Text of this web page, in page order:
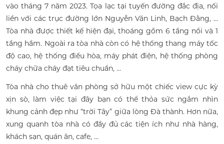
vào tháng 7 năm 2023. Tọa lạc tại tuyến đường đắc địa, nối
liền với các trục đường lớn Nguyễn Văn Linh, Bạch Đằng, …
Tòa nhà được thiết kế hiện đại, thoáng gồm 6 tầng nổi và 1
tầng hầm. Ngoài ra tòa nhà còn có hệ thống thang máy tốc
độ cao, hệ thống điều hòa, máy phát điện, hệ thống phòng
cháy chữa cháy đạt tiêu chuẩn, …
Tòa nhà cho thuê văn phòng sở hữu một chiếc view cực kỳ
xịn sò, làm việc tại đây bạn có thể thỏa sức ngắm nhìn
khung cảnh đẹp như “trời Tây” giữa lòng Đà thành. Hơn nữa,
xung quanh tòa nhà có đầy đủ các tiện ích như nhà hàng,
khách sạn, quán ăn, cafe, …